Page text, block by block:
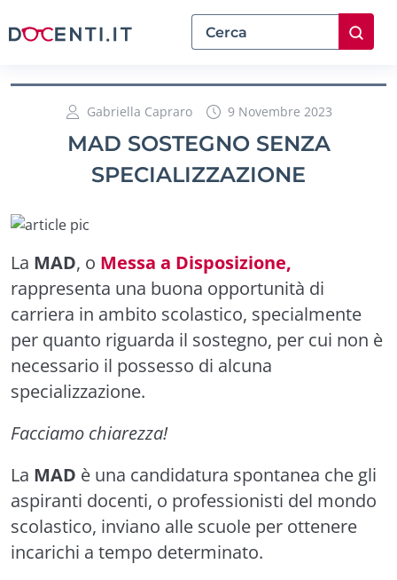
Gabriella Capraro 9 Novembre 2023
MAD SOSTEGNO SENZA
SPECIALIZZAZIONE
La MAD, o Messa a Disposizione,
rappresenta una buona opportunità di
carriera in ambito scolastico, specialmente
per quanto riguarda il sostegno, per cui non è
necessario il possesso di alcuna
specializzazione.
Facciamo chiarezza!
La MAD è una candidatura spontanea che gli
aspiranti docenti, o professionisti del mondo
scolastico, inviano alle scuole per ottenere
incarichi a tempo determinato.